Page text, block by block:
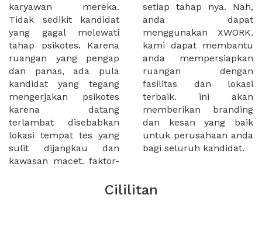
karyawan mereka.
Tidak sedikit kandidat
yang gagal melewati
tahap psikotes. Karena
ruangan yang pengap
dan panas, ada pula
kandidat yang tegang
mengerjakan psikotes
karena datang
terlambat disebabkan
lokasi tempat tes yang
sulit dijangkau dan
kawasan macet. faktor-
setiap tahap nya. Nah,
anda dapat
menggunakan XWORK.
kami dapat membantu
anda mempersiapkan
ruangan dengan
fasilitas dan lokasi
terbaik. ini akan
memberikan branding
dan kesan yang baik
untuk perusahaan anda
bagi seluruh kandidat.
Cililitan